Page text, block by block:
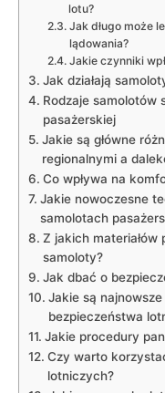
lotu?
Jak długo może
lądowania?
Jakie czynniki
Jak działają
Rodzaje samolotów
pasażerskiej
Jakie są główne
regionalnymi a
Co wpływa na
Jakie nowoczesne
samolotach
Z jakich materiałów
samoloty?
Jak dbać o
Jakie są
bezpieczeństwa
Jakie procedury
Czy warto
lotniczych?